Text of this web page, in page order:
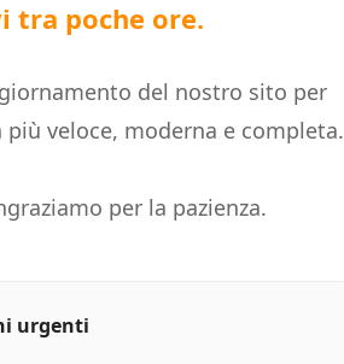
tra poche ore.
del nostro sito per
veloce, moderna e completa.
per la pazienza.
urgenti